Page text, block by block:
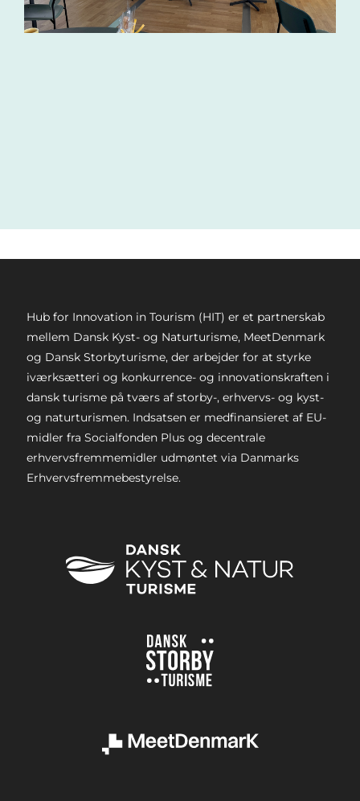
Hub for Innovation in Tourism (HIT) er et partnerskab
mellem Dansk Kyst- og Naturturisme, MeetDenmark
og Dansk Storbyturisme, der arbejder for at styrke
iværksætteri og konkurrence- og innovationskraften i
dansk turisme på tværs af storby-, erhvervs- og kyst-
og naturturismen. Indsatsen er medfinansieret af EU-
midler fra Socialfonden Plus og decentrale
erhvervsfremmemidler udmøntet via Danmarks
Erhvervsfremmebestyrelse.